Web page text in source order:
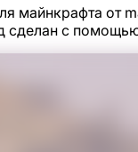
майнкрафта от
сделан с